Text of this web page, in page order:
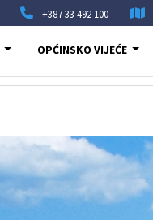
+387 33 492 100
OPĆINSKO VIJEĆE